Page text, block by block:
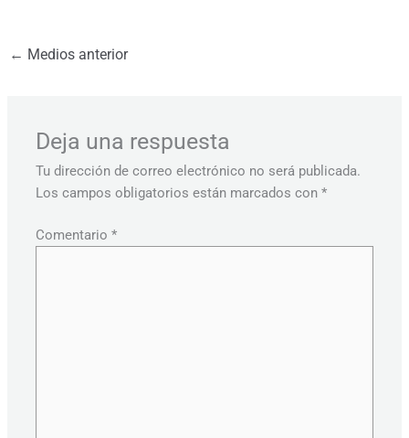
← Medios anterior
Deja una respuesta
Tu dirección de correo electrónico no será publicada.
Los campos obligatorios están marcados con*
Comentario*